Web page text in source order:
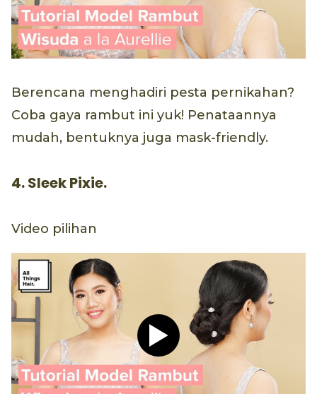
Berencana menghadiri pesta pernikahan?
Coba gaya rambut ini yuk! Penataannya
mudah, bentuknya juga mask-friendly.
4. Sleek Pixie.
Video pilihan
Play video Tutorial Hijab